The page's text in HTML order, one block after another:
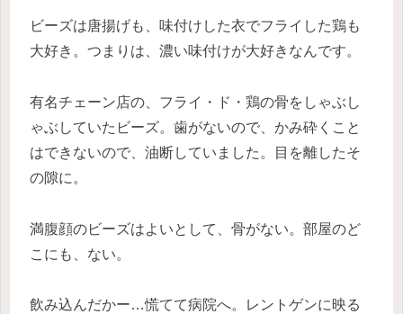
ビーズは唐揚げも、味付けした衣でフライした鶏も
大好き。つまりは、濃い味付けが大好きなんです。
有名チェーン店の、フライ・ド・鶏の骨をしゃぶし
ゃぶしていたビーズ。歯がないので、かみ砕くこと
はできないので、油断していました。目を離したそ
の隙に。
満腹顔のビーズはよいとして、骨がない。部屋のど
こにも、ない。
飲み込んだかー…慌てて病院へ。レントゲンに映る